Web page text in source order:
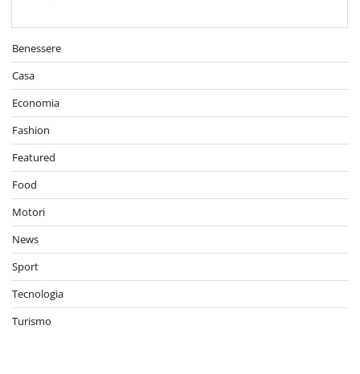
Benessere
Casa
Economia
Fashion
Featured
Food
Motori
News
Sport
Tecnologia
Turismo